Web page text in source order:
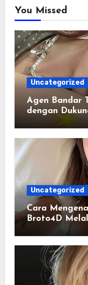
You Missed
Uncategorized
Agen Bandar
dengan
Responsif
Uncategorized
Cara
Broto4D